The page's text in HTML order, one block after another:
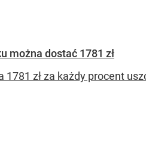
można dostać 1781 zł
1781 zł za każdy procent